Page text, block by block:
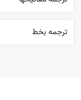
ترجمه بخط